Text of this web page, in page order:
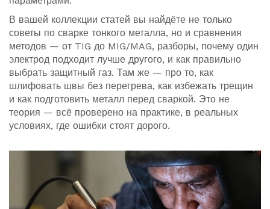
В вашей коллекции статей вы найдёте не только
советы по сварке тонкого металла, но и сравнения
методов — от TIG до MIG/MAG, разборы, почему один
электрод подходит лучше другого, и как правильно
выбрать защитный газ. Там же — про то, как
шлифовать швы без перегрева, как избежать трещин
и как подготовить металл перед сваркой. Это не
теория — всё проверено на практике, в реальных
условиях, где ошибки стоят дорого.